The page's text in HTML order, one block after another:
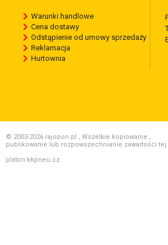
Warunki handlowe
Cena dostawy
Odstąpienie od umowy sprzedaży
Reklamacja
Hurtownia
© 2003-2026 rajopon.pl , Wszelkie kopiowanie ,
publikowanie lub rozpowszechnianie zawartości
platon.kkpneu.cz